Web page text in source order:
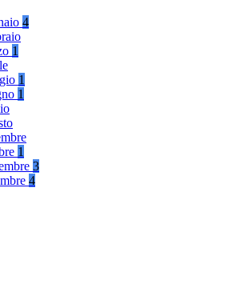
4
1
1
1
1
3
4